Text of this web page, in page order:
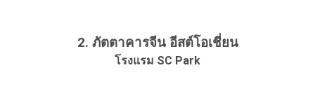
2. ภัตตาคารจีน อีสต์โอเชี่ยน
โรงแรม SC Park